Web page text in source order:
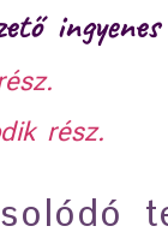
rész.